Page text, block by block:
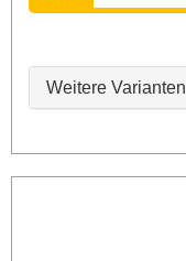
Weitere Varianten